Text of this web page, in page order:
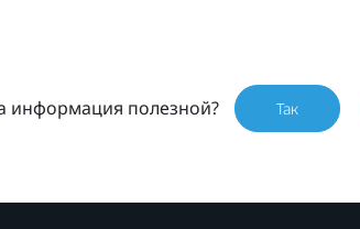
информация полезной? Так